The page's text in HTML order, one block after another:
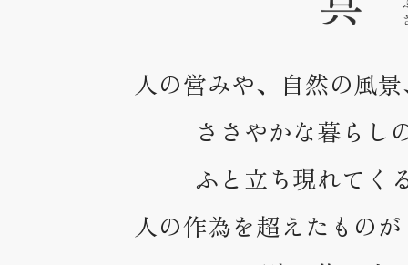
人の営みや、自然の風
ささやかな暮らし
ふと立ち現れてく
人の作為を超えたもの